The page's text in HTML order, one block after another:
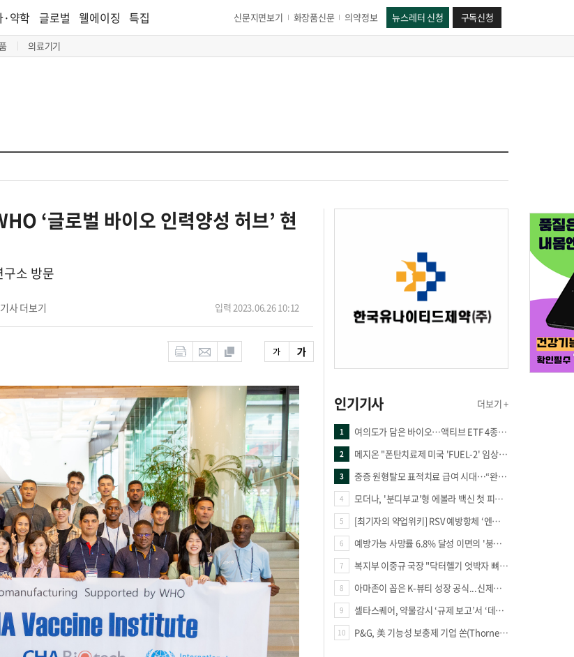
의료기기
·약학 글로벌 웰에이징 특집 신문지면보기 화장품신문 의약정보 뉴스레터 신청 구독신청
‘글로벌 바이오 인력양성 허브’ 현
소 방문
사 더보기 입력 2023.06.26 10:12
인기기사 더보기 +
1 여의도가 담은 바이오…액티브 ETF 4종의 선택은
2 메지온 "폰탄치료제 미국 'FUEL-2' 임상 프로토콜 영국 승인"
3 중증 원형탈모 표적치료 급여 시대…“완결 아닌 출발점”
4 모더나, '분디부교'형 에볼라 백신 첫 피험자 접종
5 [최기자의 약업위키] RSV 예방항체 ‘엔플론시아’
6 예방가능 사망률 6.8% 달성 이면의 '붕괴 위기'… 중증외상체계 혁신 시급
7 복지부 이중규 국장 "닥터헬기 엇박자 뼈아파… 외상체계 전면 재정립"
8 아마존이 꼽은 K-뷰티 성장 공식...신제품·시장·품목 확장
9 셀타스퀘어, 약물감시 ‘규제 보고’서 ‘데이터 의사결정’으로 "PVX 전환 요구 커진다"
10 P&G, 美 기능성 보충제 기업 쏜(Thorne) 인수